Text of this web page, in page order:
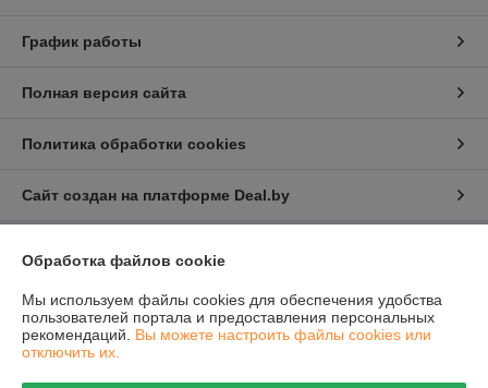
График работы
Полная версия сайта
Политика обработки cookies
Сайт создан на платформе Deal.by
Информация для покупателя
Юридическое лицо:Общество с ограниченной ответственностью
"Проектатек"
220090,г .Минск., ул.Олешева д.1
Обработка файлов cookie
Мы используем файлы cookies для обеспечения удобства
пользователей портала и предоставления персональных
рекомендаций. Вы можете настроить файлы cookies или
отключить их.